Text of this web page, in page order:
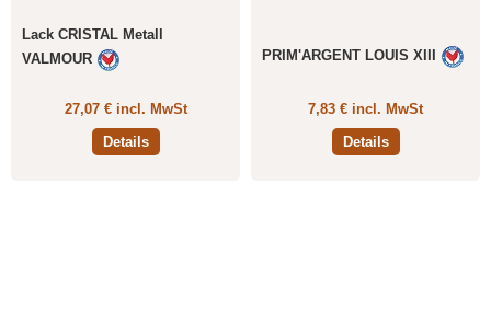
Lack CRISTAL Metall
VALMOUR
27,07 € incl. MwSt
Details
PRIM'ARGENT LOUIS XIII
7,83 € incl. MwSt
Details